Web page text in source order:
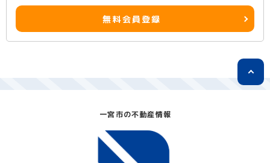
無料会員登録
一宮市の不動産情報